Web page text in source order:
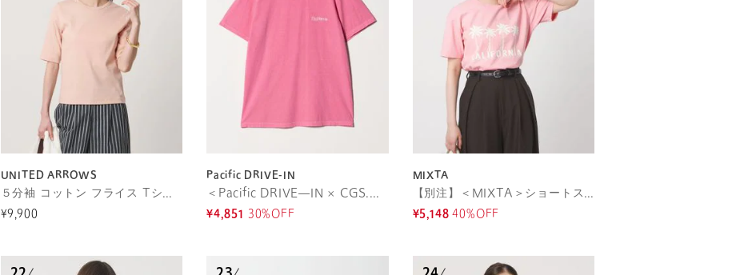
UNITED ARROWS
５分袖 コットン フライス Tシャツ
¥9,900
Pacific DRIVE-IN
＜Pacific DRIVE―IN × CGS.＞Paciforia ロゴ 刺繍 Tシャツ
¥4,851 30%OFF
MIXTA
【別注】＜MIXTA＞ショートスリーブ プリント Tシャツ
¥5,148 40%OFF